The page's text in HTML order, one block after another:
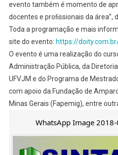
evento também é momento de
docentes e proﬁssionais da área”,
Toda a programação e mais
site do evento: https://
O evento é uma realização do
Administração Pública, da
UFVJM e do Programa de
com apoio da Fundação de
Minas Gerais (Fapemig), entre
WhatsApp Image